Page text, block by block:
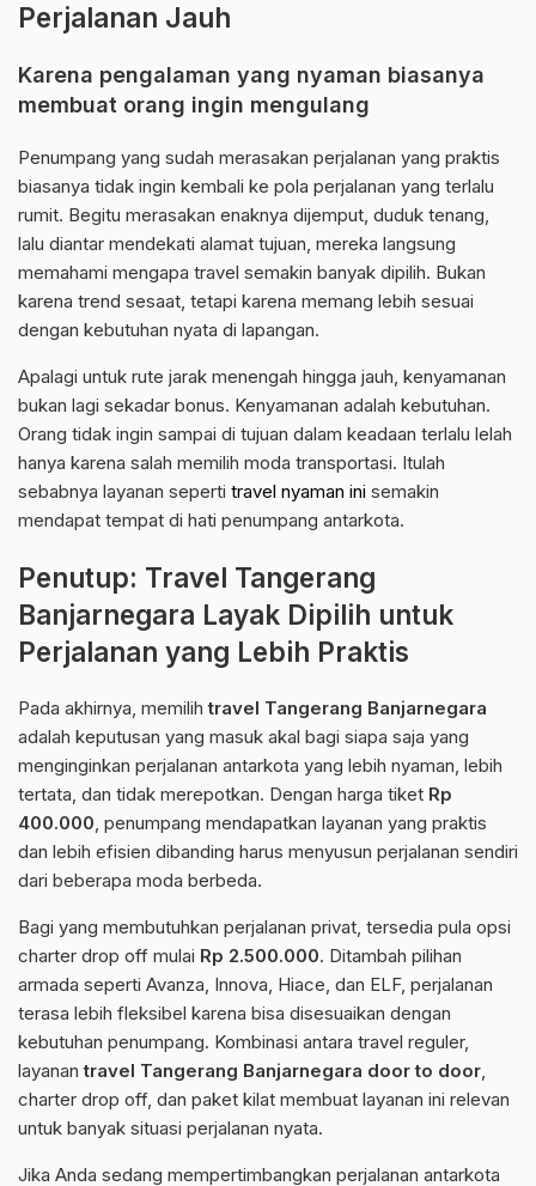
Perjalanan Jauh
Karena pengalaman yang nyaman biasanya
membuat orang ingin mengulang
Penumpang yang sudah merasakan perjalanan yang praktis
biasanya tidak ingin kembali ke pola perjalanan yang terlalu
rumit. Begitu merasakan enaknya dijemput, duduk tenang,
lalu diantar mendekati alamat tujuan, mereka langsung
memahami mengapa travel semakin banyak dipilih. Bukan
karena trend sesaat, tetapi karena memang lebih sesuai
dengan kebutuhan nyata di lapangan.
Apalagi untuk rute jarak menengah hingga jauh, kenyamanan
bukan lagi sekadar bonus. Kenyamanan adalah kebutuhan.
Orang tidak ingin sampai di tujuan dalam keadaan terlalu lelah
hanya karena salah memilih moda transportasi. Itulah
sebabnya layanan seperti travel nyaman ini semakin
mendapat tempat di hati penumpang antarkota.
Penutup: Travel Tangerang
Banjarnegara Layak Dipilih untuk
Perjalanan yang Lebih Praktis
Pada akhirnya, memilihtravel Tangerang Banjarnegara
adalah keputusan yang masuk akal bagi siapa saja yang
menginginkan perjalanan antarkota yang lebih nyaman, lebih
tertata, dan tidak merepotkan. Dengan harga tiket Rp
400.000, penumpang mendapatkan layanan yang praktis
dan lebih efisien dibanding harus menyusun perjalanan sendiri
dari beberapa moda berbeda.
Bagi yang membutuhkan perjalanan privat, tersedia pula opsi
charter drop off mulai Rp 2.500.000. Ditambah pilihan
armada seperti Avanza, Innova, Hiace, dan ELF, perjalanan
terasa lebih fleksibel karena bisa disesuaikan dengan
kebutuhan penumpang. Kombinasi antara travel reguler,
layanantravel Tangerang Banjarnegara door to door,
charter drop off, dan paket kilat membuat layanan ini relevan
untuk banyak situasi perjalanan nyata.
Jika Anda sedang mempertimbangkan perjalanan antarkota